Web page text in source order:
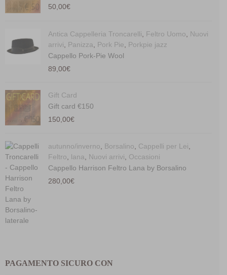
50,00€
Antica Cappelleria Troncarelli Feltro Uomo
Nuovi
arrivi
Panizza Pork Pie
Porkpie jazz
Cappello Pork-Pie Wool
89,00€
Gift Card
Gift card €150
150,00€
autunno/inverno Borsalino Cappelli per Lei
Feltro
lana Nuovi arrivi
Occasioni
Cappello Harrison Feltro Lana by Borsalino
280,00€
PAGAMENTO SICURO CON